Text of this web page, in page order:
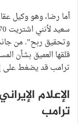
أما رضا، وهو وكيل
وتحقيق ربح”. من
قلقها العميق بشأن
ترامب قد يضغط على
الإعلام
ترامب